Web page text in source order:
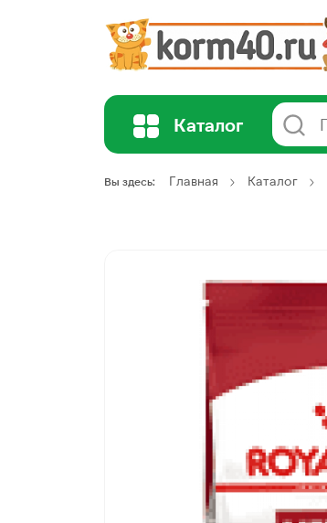
Каталог
Вы здесь: Главная Каталог